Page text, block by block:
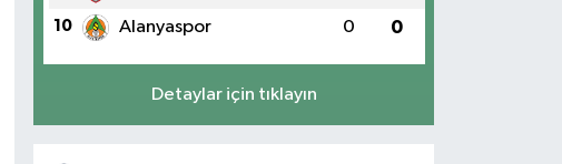
10 Alanyaspor 0 0
Detaylar için tıklayın